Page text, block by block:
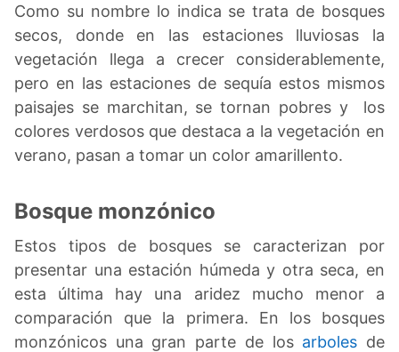
Como su nombre lo indica se trata de bosques
secos, donde en las estaciones lluviosas la
vegetación llega a crecer considerablemente,
pero en las estaciones de sequía estos mismos
paisajes se marchitan, se tornan pobres y los
colores verdosos que destaca a la vegetación en
verano, pasan a tomar un color amarillento.
Bosque monzónico
Estos tipos de bosques se caracterizan por
presentar una estación húmeda y otra seca, en
esta última hay una aridez mucho menor a
comparación que la primera. En los bosques
monzónicos una gran parte de los arboles de